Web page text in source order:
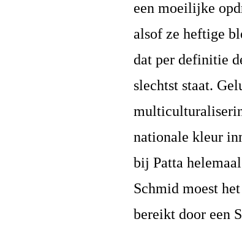
een moeilijke
alsof ze heftige
dat per definitie
slechtst staat.
nationale kleur
bij Patta
Schmid moest
bereikt door een